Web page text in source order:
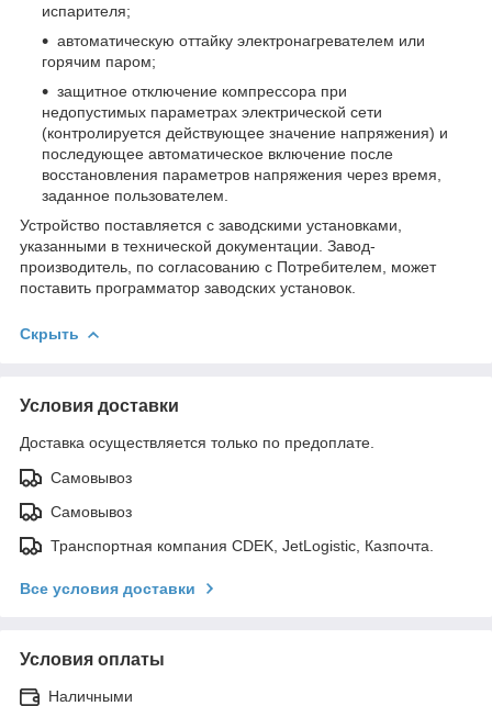
испарителя;
автоматическую оттайку электронагревателем или
горячим паром;
защитное отключение компрессора при
недопустимых параметрах электрической сети
(контролируется действующее значение напряжения) и
последующее автоматическое включение после
восстановления параметров напряжения через время,
заданное пользователем.
Устройство поставляется с заводскими установками,
указанными в технической документации. Завод-
производитель, по согласованию с Потребителем, может
поставить программатор заводских установок.
Скрыть
Условия доставки
Доставка осуществляется только по предоплате.
Самовывоз
Самовывоз
Транспортная компания CDEK, JetLogistic, Казпочта.
Все условия доставки
Условия оплаты
Наличными